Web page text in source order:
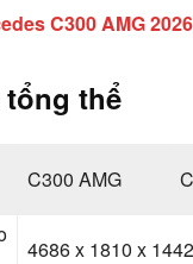
C300 AMG 2026
thể
C300 AMG
4686 x 1810 x 1442